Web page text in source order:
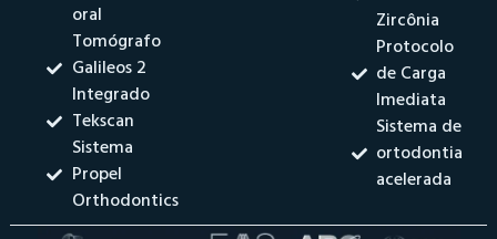
oral
Tomógrafo
Galileos 2
Integrado
Tekscan
Sistema
Propel
Orthodontics
Zircônia
Protocolo
de Carga
Imediata
Sistema de
ortodontia
acelerada